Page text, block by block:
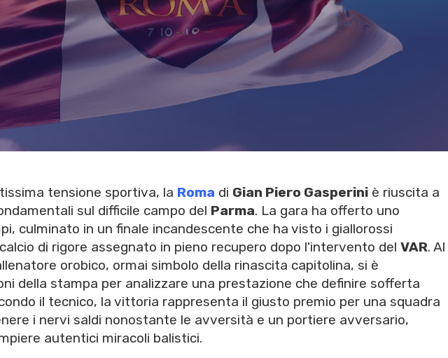
tensione sportiva, la Roma di Gian Piero Gasperini è riuscita a
sul difficile campo del Parma. La gara ha offerto uno
culminato in un finale incandescente che ha visto i giallorossi
di rigore assegnato in pieno recupero dopo l'intervento del VAR. Al
orobico, ormai simbolo della rinascita capitolina, si è
della stampa per analizzare una prestazione che definire sofferta
il tecnico, la vittoria rappresenta il giusto premio per una squadra
i nervi saldi nonostante le avversità e un portiere avversario,
autentici miracoli balistici.